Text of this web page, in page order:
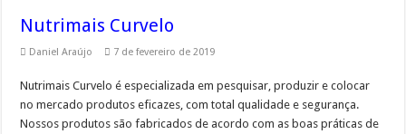
Nutrimais Curvelo
Daniel Araújo 7 de fevereiro de 2019
Nutrimais Curvelo é especializada em pesquisar, produzir e colocar
no mercado produtos eficazes, com total qualidade e segurança.
Nossos produtos são fabricados de acordo com as boas práticas de